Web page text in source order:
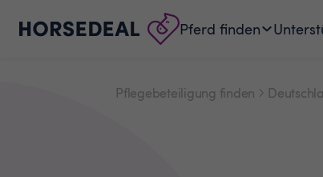
Pferd finden
Pflegebeteiligung finden